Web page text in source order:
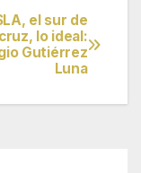
el sur de
lo ideal:
Gutiérrez
Luna